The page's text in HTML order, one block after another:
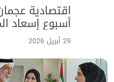
اقتصادية
أسبوع إسعاد
شعار "نسمعكم
الجمهور
29 أبريل 2026